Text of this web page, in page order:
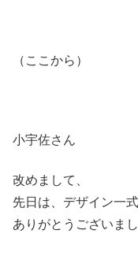
（ここから）
小宇佐さん
改めまして、
先日は、デザイン一
ありがとうございまし